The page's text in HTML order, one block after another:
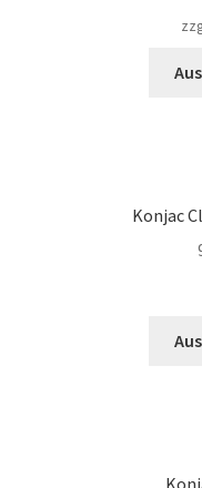
Konjac